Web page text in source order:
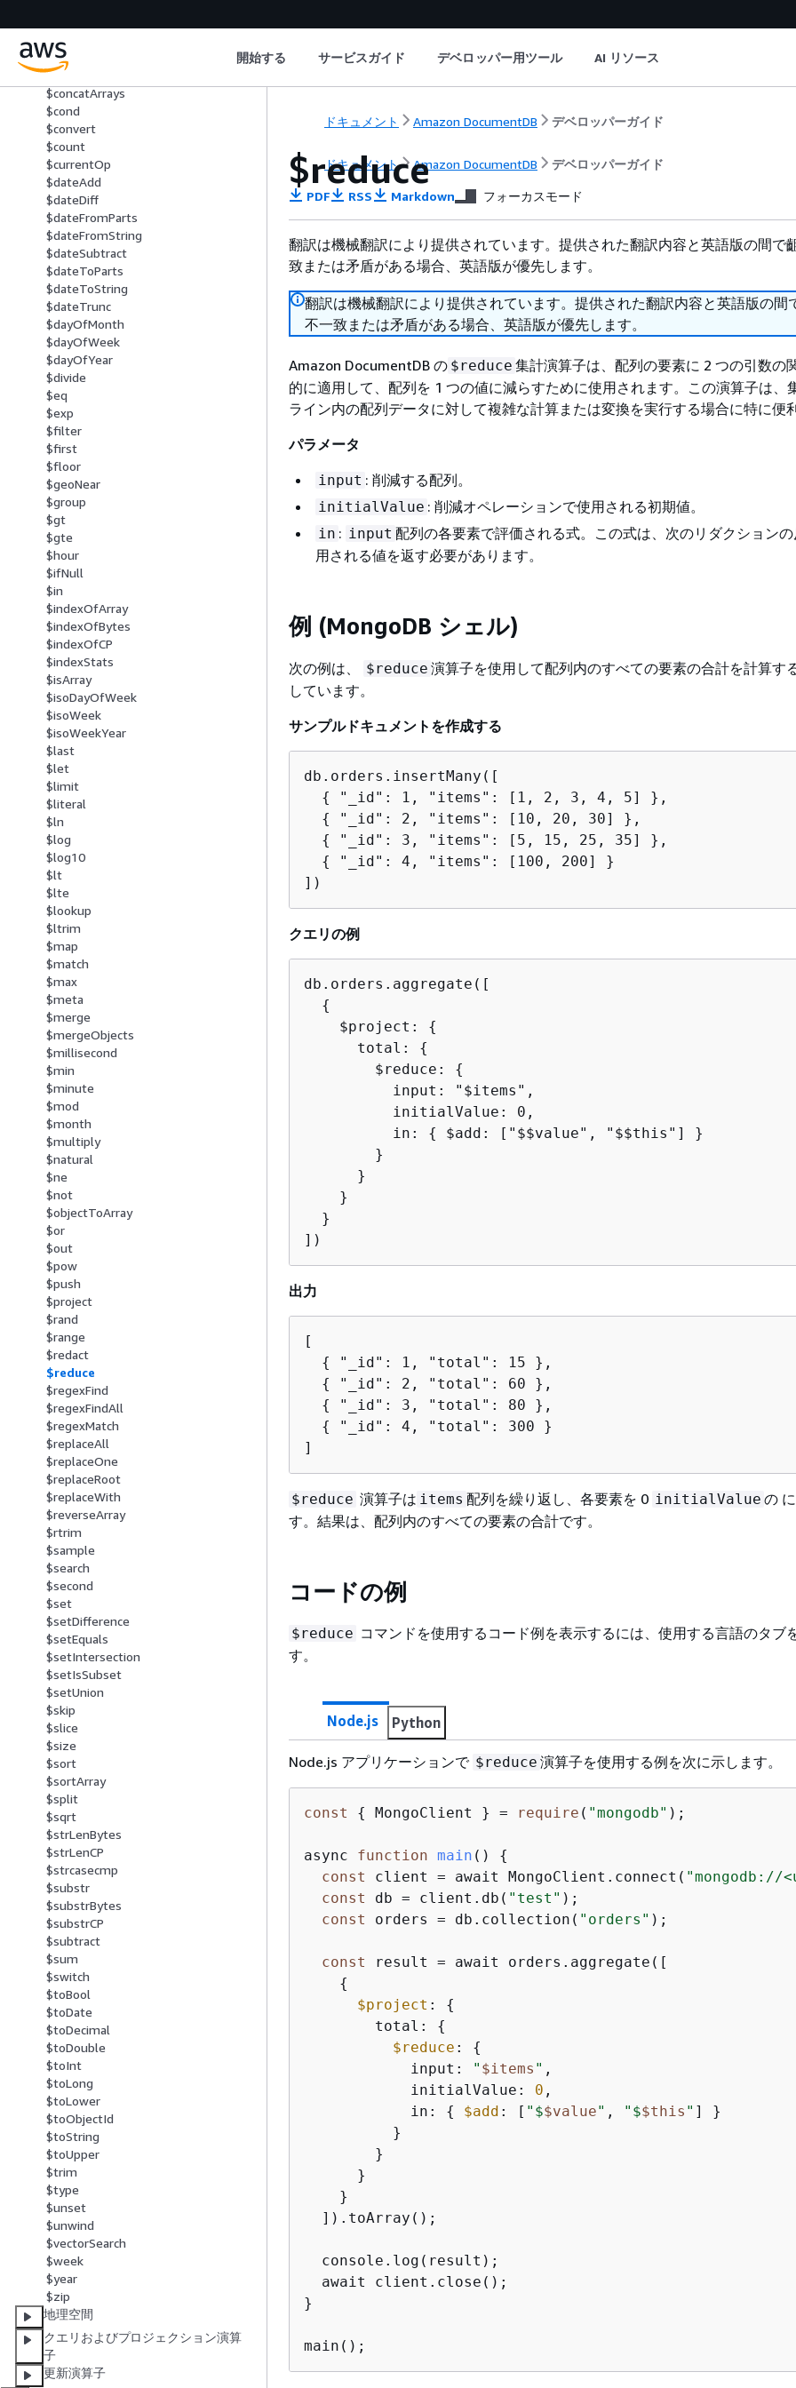
開始する サービスガイド デベロッパー用ツール AI リソース
$cmp
$collStats
$concat
$concatArrays
$cond
$convert
$count
$currentOp
$dateAdd
$dateDiff
$dateFromParts
$dateFromString
$dateSubtract
$dateToParts
$dateToString
$dateTrunc
$dayOfMonth
$dayOfWeek
$dayOfYear
$divide
$eq
$exp
$filter
$first
$floor
$geoNear
$group
$gt
$gte
$hour
$ifNull
$in
$indexOfArray
$indexOfBytes
$indexOfCP
$indexStats
$isArray
$isoDayOfWeek
$isoWeek
$isoWeekYear
$last
$let
$limit
$literal
$ln
$log
$log10
$lt
$lte
$lookup
$ltrim
$map
$match
$max
$meta
$merge
$mergeObjects
$millisecond
$min
$minute
$mod
$month
$multiply
$natural
$ne
$not
$objectToArray
$or
$out
$pow
$push
$project
$rand
$range
$redact
$reduce
$regexFind
$regexFindAll
$regexMatch
$replaceAll
$replaceOne
$replaceRoot
$replaceWith
$reverseArray
$rtrim
$sample
$search
$second
$set
$setDifference
$setEquals
$setIntersection
$setIsSubset
$setUnion
$skip
$slice
$size
$sort
$sortArray
$split
$sqrt
$strLenBytes
$strLenCP
$strcasecmp
$substr
$substrBytes
$substrCP
$subtract
$sum
$switch
$toBool
$toDate
$toDecimal
$toDouble
$toInt
$toLong
$toLower
$toObjectId
$toString
$toUpper
$trim
$type
$unset
$unwind
$vectorSearch
$week
$year
$zip
地理空間
クエリおよびプロジェクション演算
子
更新演算子
ドキュメント Amazon DocumentDB デベロッパーガイド
ドキュメント Amazon DocumentDB デベロッパーガイド
$reduce
PDF RSS Markdown フォーカスモード
翻訳は機械翻訳により提供されています。提供された翻訳内容と英語版の間で
致または矛盾がある場合、英語版が優先します。
翻訳は機械翻訳により提供されています。提供された翻訳内容と英語版の間
不一致または矛盾がある場合、英語版が優先します。
Amazon DocumentDB の $reduce 集計演算子は、配列の要素に 2 つの引数の
的に適用して、配列を 1 つの値に減らすために使用されます。この演算子は、
ライン内の配列データに対して複雑な計算または変換を実行する場合に特に便
パラメータ
input : 削減する配列。
initialValue : 削減オペレーションで使用される初期値。
in : input 配列の各要素で評価される式。この式は、次のリダクション
用される値を返す必要があります。
例 (MongoDB シェル)
次の例は、 $reduce 演算子を使用して配列内のすべての要素の合計を計算す
しています。
サンプルドキュメントを作成する
db.orders.insertMany([
{
"_id": 1, "items": [1, 2, 3, 4, 5] },
{
"_id": 2, "items": [10, 20, 30] },
{
"_id": 3, "items": [5, 15, 25, 35] },
{
"_id": 4, "items": [100, 200] }
])
クエリの例
db.orders.aggregate([
{
    $project:
{
      total:
{
        $reduce:
{
          input: "$items",
          initialValue: 0,
          in:
{
$add: ["$$value", "$$this"] }
        }
      }
    }
  }
])
出力
[
{
"_id": 1, "total": 15 },
{
"_id": 2, "total": 60 },
{
"_id": 3, "total": 80 },
{
"_id": 4, "total": 300 }
]
$reduce 演算子は items 配列を繰り返し、各要素を 0 initialValue の
す。結果は、配列内のすべての要素の合計です。
コードの例
$reduce コマンドを使用するコード例を表示するには、使用する言語のタブ
す。
Node.js Python
Node.js アプリケーションで $reduce 演算子を使用する例を次に示します。
const { MongoClient } = require ( "mongodb" );
async function main ( ) {
const
client = await MongoClient.connect( "mongodb://
const
db = client.db( "test" );
const
orders = db.collection( "orders" );
const
result = await orders.aggregate([
{
$project : {
        total:
{
$reduce : {
            input:
" $items " ,
            initialValue:
0 ,
            in:
{ $add : [ "$$value" , "$$this " ] }
          }
        }
      }
    }
  ]).toArray();
  console.log(result);
  await client.close();
}
main();